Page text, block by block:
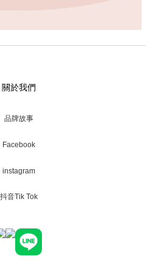
關於我們
品牌故事
Facebook
instagram
抖音Tik Tok